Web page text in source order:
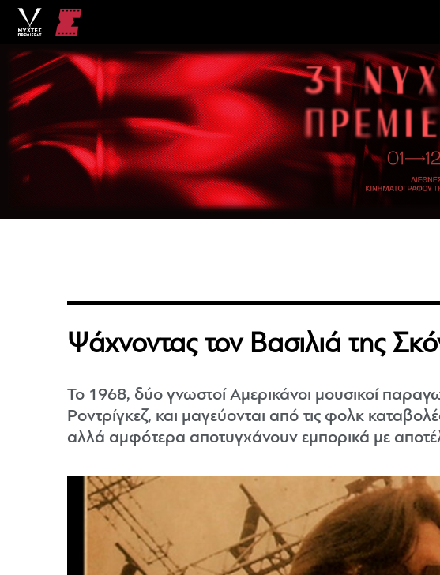
Ψάχνοντας τον Βασιλιά της
Το 1968, δύο γνωστοί Αμερικάνοι μουσικοί
Ροντρίγκεζ, και μαγεύονται από τις φολκ
αλλά αμφότερα αποτυγχάνουν εμπορικά με